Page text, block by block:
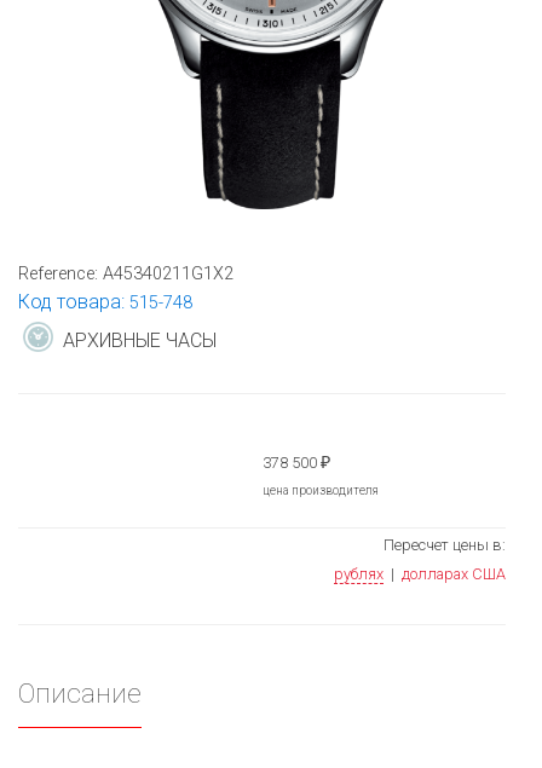
Reference: A45340211G1X2
Код товара: 515-748
АРХИВНЫЕ ЧАСЫ
378 500 ₽
цена производителя
Пересчет цены в:
рублях | долларах США
Описание